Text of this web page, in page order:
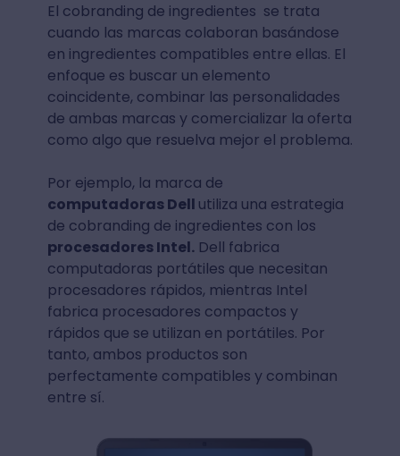
El cobranding de ingredientes se trata
cuando las marcas colaboran basándose
en ingredientes compatibles entre ellas. El
enfoque es buscar un elemento
coincidente, combinar las personalidades
de ambas marcas y comercializar la oferta
como algo que resuelva mejor el problema.
Por ejemplo, la marca de
computadoras Dell utiliza una estrategia
de cobranding de ingredientes con los
procesadores Intel.Dell fabrica
computadoras portátiles que necesitan
procesadores rápidos, mientras Intel
fabrica procesadores compactos y
rápidos que se utilizan en portátiles. Por
tanto, ambos productos son
perfectamente compatibles y combinan
entre sí.